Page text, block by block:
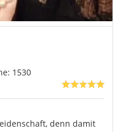
1530
denn damit